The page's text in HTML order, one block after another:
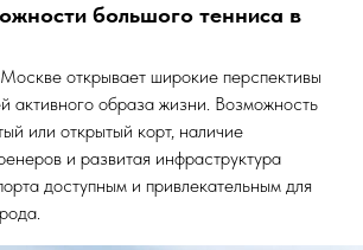
большого тенниса в
открывает широкие перспективы
активного образа жизни. Возможность
или открытый корт, наличие
и развитая инфраструктура
доступным и привлекательным для